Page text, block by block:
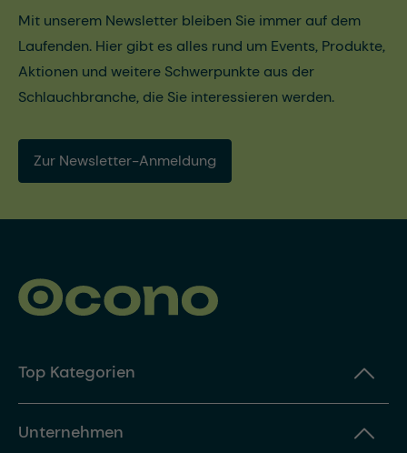
Mit unserem Newsletter bleiben Sie immer auf dem
Laufenden. Hier gibt es alles rund um Events, Produkte,
Aktionen und weitere Schwerpunkte aus der
Schlauchbranche, die Sie interessieren werden.
Zur Newsletter-Anmeldung
Top Kategorien
Unternehmen